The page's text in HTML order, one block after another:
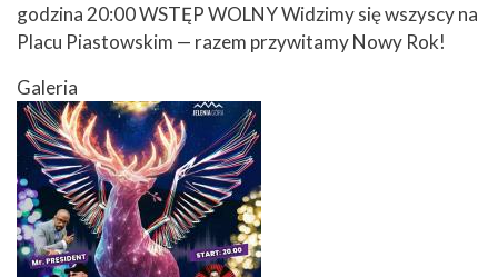
godzina 20:00 WSTĘP WOLNY Widzimy się wszyscy na
Placu Piastowskim — razem przywitamy Nowy Rok!
Galeria
Image